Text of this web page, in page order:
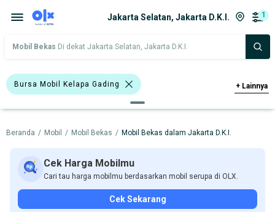
Jakarta Selatan, Jakarta D.K.I. 1
Mobil Bekas Di dekat Jakarta Selatan, Jakarta D.K.I.
Bursa Mobil Kelapa Gading
Bursa Mobil Permata Hijau
Harga Merek Dan Model Tahun
Tipe Bodi Tipe Membership
+ Lainnya
Beranda / Mobil / Mobil Bekas / Mobil Bekas dalam Jakarta D.K.I.
Cek Harga Mobilmu
Cari tau harga mobilmu berdasarkan mobil serupa di OLX.
Cek Sekarang